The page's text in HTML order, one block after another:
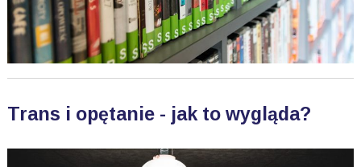
Trans i opętanie - jak to wygląda?